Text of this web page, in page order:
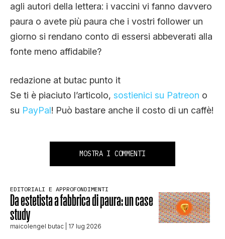
agli autori della lettera: i vaccini vi fanno davvero
paura o avete più paura che i vostri follower un
giorno si rendano conto di essersi abbeverati alla
fonte meno affidabile?
redazione at butac punto it
Se ti è piaciuto l’articolo, sostienici su Patreon o
su PayPal! Può bastare anche il costo di un caffè!
MOSTRA I COMMENTI
EDITORIALI E APPROFONDIMENTI
Da estetista a fabbrica di paura: un case
study
maicolengel butac | 17 lug 2026